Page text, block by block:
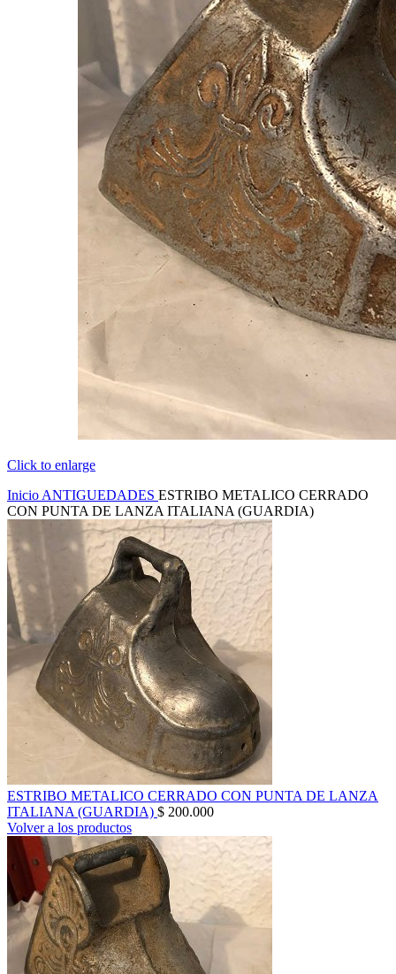
Click to enlarge
Inicio ANTIGUEDADES ESTRIBO METALICO CERRADO
CON PUNTA DE LANZA ITALIANA (GUARDIA)
ESTRIBO METALICO CERRADO CON PUNTA DE LANZA
ITALIANA (GUARDIA) $ 200.000
Volver a los productos